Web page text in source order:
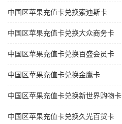
中国区苹果充值卡兑换索迪斯卡
中国区苹果充值卡兑换大众商务卡
中国区苹果充值卡兑换百盛会员卡
中国区苹果充值卡兑换金鹰卡
中国区苹果充值卡兑换新世界购物卡
中国区苹果充值卡兑换久光百货卡